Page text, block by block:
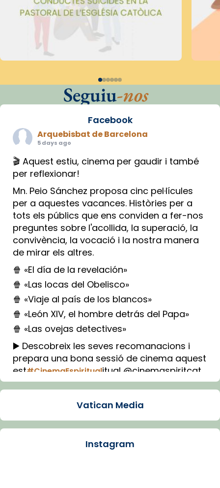
Seguiu-nos
Facebook
Arquebisbat de Barcelona
5 days ago
🎬 Aquest estiu, cinema per gaudir i també
per reflexionar!
Mn. Peio Sánchez proposa cinc pel·lícules
per a aquestes vacances. Històries per a
tots els públics que ens conviden a fer-nos
preguntes sobre l'acollida, la superació, la
convivència, la vocació i la nostra manera
de mirar els altres.
🍿 «El día de la revelación»
🍿 «Las locas del Obelisco»
🍿 «Viaje al país de los blancos»
🍿 «León XIV, el hombre detrás del Papa»
🍿 «Las ovejas detectives»
▶️ Descobreix les seves recomanacions i
prepara una bona sessió de cinema aquest
est#CinemaEspiritualitual @cinemaspiritcat
Imatge: Generada amb IA (OpenAI)
Arquebisbat de Barcelona
Vatican Media
Instagram